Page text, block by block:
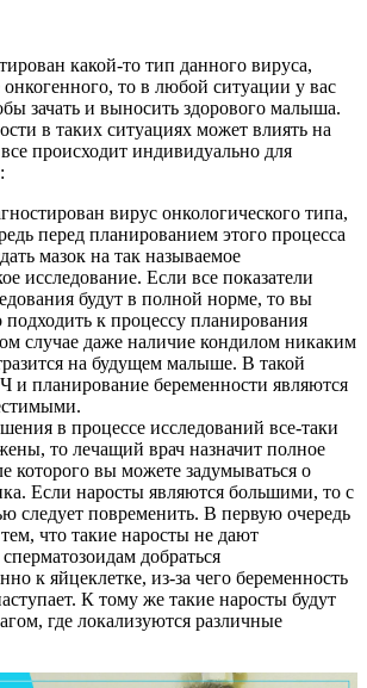
какой-то тип данного вируса,
онкогенного, то в любой ситуации у вас
зачать и выносить здорового малыша.
в таких ситуациях может влиять на
происходит индивидуально для
вирус онкологического типа,
перед планированием этого процесса
мазок на так называемое
исследование. Если все показатели
будут в полной норме, то вы
к процессу планирования
случае даже наличие кондилом никаким
на будущем малыше. В такой
и планирование беременности являются
в процессе исследований все-таки
то лечащий врач назначит полное
которого вы можете задумываться о
Если наросты являются большими, то с
следует повременить. В первую очередь
тем, что такие наросты не дают
добраться
к яйцеклетке, из-за чего беременность
К тому же такие наросты будут
где локализуются различные